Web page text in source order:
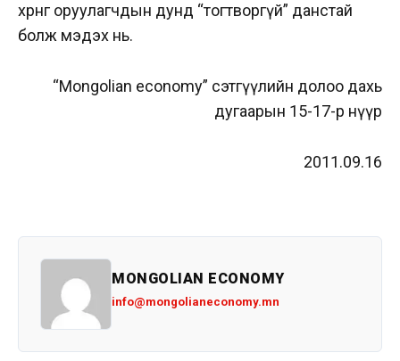
хөрөнгө оруулагчдын дунд “тогтворгүй” данстай
болж мэдэх нь.
“Mongolian economy” сэтгүүлийн долоо дахь
дугаарын 15-17-р нүүр
2011.09.16
MONGOLIAN ECONOMY
info@mongolianeconomy.mn